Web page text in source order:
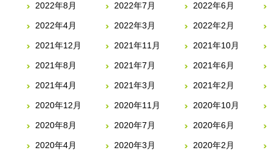
2022年8月 2022年7月 2022年6月
2022年4月 2022年3月 2022年2月
2021年12月 2021年11月 2021年10月
2021年8月 2021年7月 2021年6月
2021年4月 2021年3月 2021年2月
2020年12月 2020年11月 2020年10月
2020年8月 2020年7月 2020年6月
2020年4月 2020年3月 2020年2月